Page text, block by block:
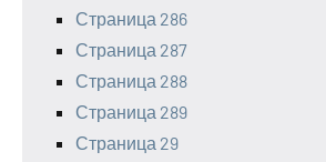
Страница 286
Страница 287
Страница 288
Страница 289
Страница 29